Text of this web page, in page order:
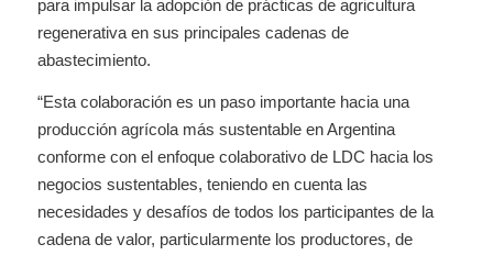
para impulsar la adopción de prácticas de agricultura
regenerativa en sus principales cadenas de
abastecimiento.
“Esta colaboración es un paso importante hacia una
producción agrícola más sustentable en Argentina
conforme con el enfoque colaborativo de LDC hacia los
negocios sustentables, teniendo en cuenta las
necesidades y desafíos de todos los participantes de la
cadena de valor, particularmente los productores, de